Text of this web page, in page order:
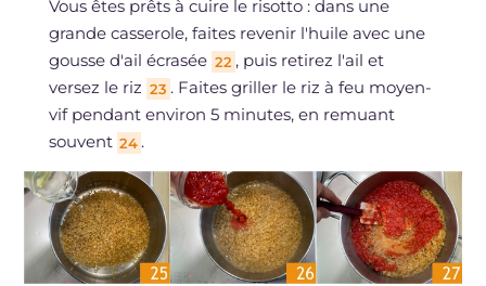
Vous êtes prêts à cuire le risotto : dans une
grande casserole, faites revenir l'huile avec une
gousse d'ail écrasée 22 , puis retirez l'ail et
versez le riz 23 . Faites griller le riz à feu moyen-
vif pendant environ 5 minutes, en remuant
souvent 24 .